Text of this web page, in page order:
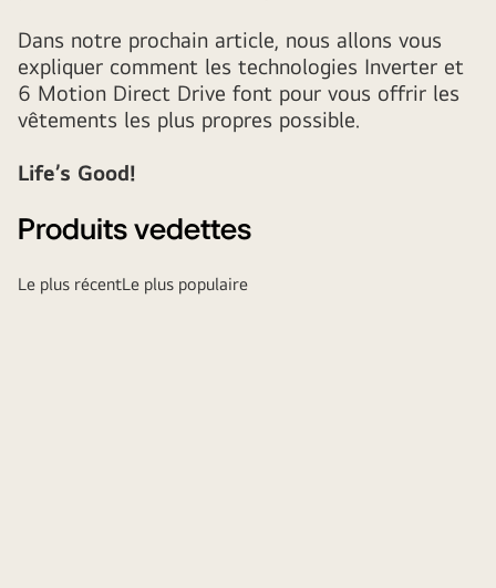
Dans notre prochain article, nous allons vous
expliquer comment les technologies Inverter et
6 Motion Direct Drive font pour vous offrir les
vêtements les plus propres possible.
Life’s Good!
Produits vedettes
Le plus récentLe plus populaire